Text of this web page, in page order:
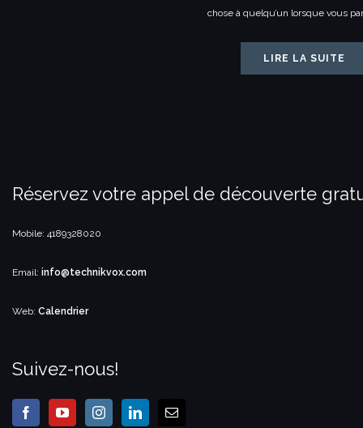
chose à quelqu’un lorsque vous
LIRE LA SUITE
Réservez votre appel de découverte
Mobile: 4189328020
Email: info@technikvox.com
Web: Calendrier
Suivez-nous!